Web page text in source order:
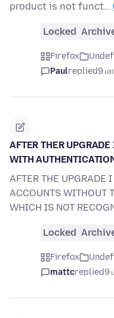
product is not funct…
Locked
Firefox
Paulreplied9
AFTER THER
WITH
AFTER THE UPGRADE
ACCOUNTS WITHOUT
WHICH IS NOT
Locked
Firefox
mattcreplied9